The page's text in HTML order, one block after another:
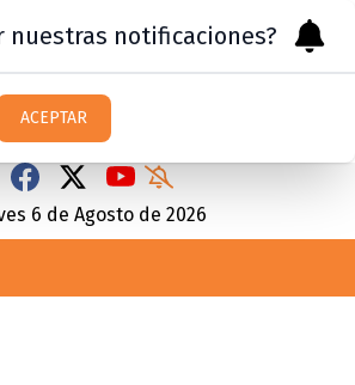
6 de Agosto de 2026
nuestras notificaciones?
ACEPTAR